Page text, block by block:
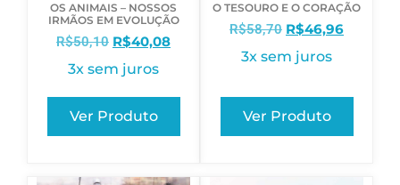
OS ANIMAIS – NOSSOS
IRMÃOS EM EVOLUÇÃO
R$50,10 R$40,08
3x sem juros
Ver Produto
O TESOURO E O CORAÇÃO
R$58,70 R$46,96
3x sem juros
Ver Produto